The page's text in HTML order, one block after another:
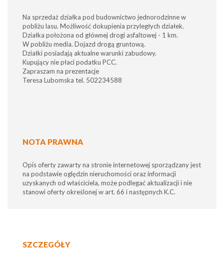
Na sprzedaż działka pod budownictwo jednorodzinne w
pobliżu lasu. Możliwość dokupienia przyległych działek.
Działka położona od głównej drogi asfaltowej - 1 km.
W pobliżu media. Dojazd drogą gruntową.
Działki posiadają aktualne warunki zabudowy.
Kupujący nie płaci podatku PCC.
Zapraszam na prezentacje
Teresa Lubomska tel. 502234588
NOTA PRAWNA
Opis oferty zawarty na stronie internetowej sporządzany jest
na podstawie oględzin nieruchomości oraz informacji
uzyskanych od właściciela, może podlegać aktualizacji i nie
stanowi oferty określonej w art. 66 i następnych K.C.
SZCZEGÓŁY